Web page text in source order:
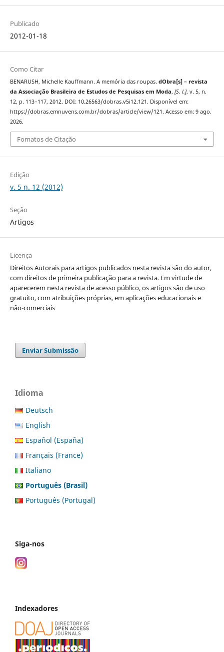
Publicado
2012-01-18
Como Citar
BENARUSH, Michelle Kauffmann. A memória das roupas. dObra[s] – revista
da Associação Brasileira de Estudos de Pesquisas em Moda, [S. l.], v. 5, n.
12, p. 113–117, 2012. DOI: 10.26563/dobras.v5i12.121. Disponível em:
https://dobras.emnuvens.com.br/dobras/article/view/121. Acesso em: 9 ago.
2026.
Fomatos de Citação
Edição
v. 5 n. 12 (2012)
Seção
Artigos
Licença
Direitos Autorais para artigos publicados nesta revista são do autor,
com direitos de primeira publicação para a revista. Em virtude de
aparecerem nesta revista de acesso público, os artigos são de uso
gratuito, com atribuições próprias, em aplicações educacionais e
não-comerciais
Enviar Submissão
Idioma
Deutsch
English
Español (España)
Français (France)
Italiano
Português (Brasil)
Português (Portugal)
Siga-nos
Indexadores